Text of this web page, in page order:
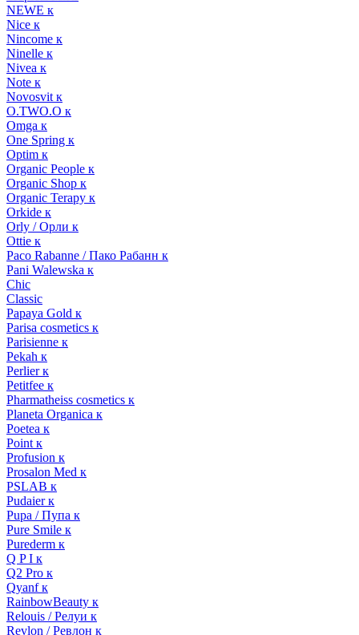
NEWE к
Nice к
Nincome к
Ninelle к
Nivea к
Note к
Novosvit к
O.TWO.O к
Omga к
One Spring к
Optim к
Organic People к
Organic Shop к
Organic Terapy к
Orkide к
Orly / Орли к
Ottie к
Paco Rabanne / Пако Рабанн к
Pani Walewska к
Chic
Classic
Papaya Gold к
Parisa cosmetics к
Parisienne к
Pekah к
Perlier к
Petitfee к
Pharmatheiss cosmetics к
Planeta Organica к
Poetea к
Point к
Profusion к
Prosalon Med к
PSLAB к
Pudaier к
Pupa / Пупа к
Pure Smile к
Purederm к
Q P I к
Q2 Pro к
Qyanf к
RainbowBeauty к
Relouis / Релуи к
Revlon / Ревлон к